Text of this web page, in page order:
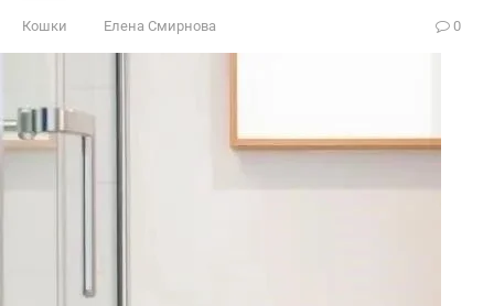
Кошки Елена Смирнова 0